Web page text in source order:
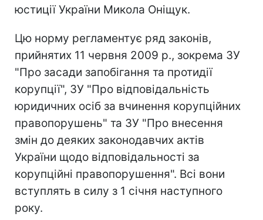
юстиції України Микола Оніщук.
Цю норму регламентує ряд законів,
прийнятих 11 червня 2009 р., зокрема ЗУ
"Про засади запобігання та протидії
корупції", ЗУ "Про відповідальність
юридичних осіб за вчинення корупційних
правопорушень" та ЗУ "Про внесення
змін до деяких законодавчих актів
України щодо відповідальності за
корупційні правопорушення". Всі вони
вступлять в силу з 1 січня наступного
року.